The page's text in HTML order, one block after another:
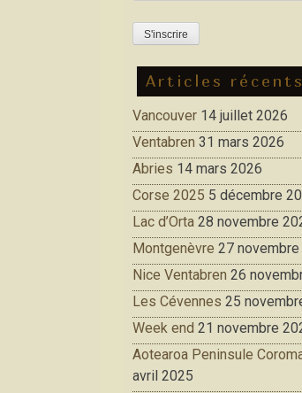
Articles récents
Vancouver 14 juillet 2026
Ventabren 31 mars 2026
Abries 14 mars 2026
Corse 2025 5 décembre
Lac d’Orta 28 novembre
Montgenèvre 27
Nice Ventabren 26
Les Cévennes 25
Week end 21 novembre
Aotearoa Peninsule
avril 2025